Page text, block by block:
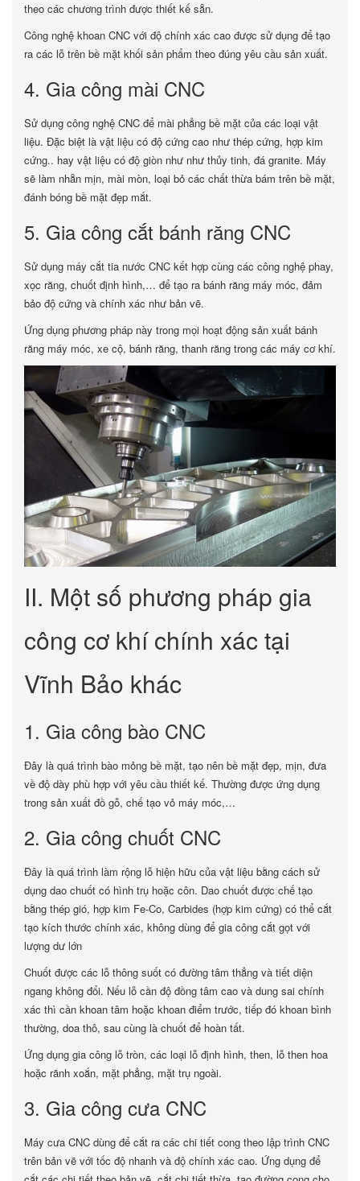
theo các chương trình được thiết kế sẵn.
Công nghệ khoan CNC với độ chính xác cao được sử dụng để tạo
ra các lỗ trên bề mặt khối sản phẩm theo đúng yêu cầu sản xuất.
4. Gia công mài CNC
Sử dụng công nghệ CNC để mài phẳng bề mặt của các loại vật
liệu. Đặc biệt là vật liệu có độ cứng cao như thép cứng, hợp kim
cứng.. hay vật liệu có độ giòn như như thủy tinh, đá granite. Máy
sẽ làm nhẵn mịn, mài mòn, loại bỏ các chất thừa bám trên bề mặt,
đánh bóng bề mặt đẹp mắt.
5. Gia công cắt bánh răng CNC
Sử dụng máy cắt tia nước CNC kết hợp cùng các công nghệ phay,
xọc răng, chuốt định hình,… để tạo ra bánh răng máy móc, đảm
bảo độ cứng và chính xác như bản vẽ.
Ứng dụng phương pháp này trong mọi hoạt động sản xuất bánh
răng máy móc, xe cộ, bánh răng, thanh răng trong các máy cơ khí.
II. Một số phương pháp gia
công cơ khí chính xác tại
Vĩnh Bảo khác
1. Gia công bào CNC
Đây là quá trình bào mỏng bề mặt, tạo nên bề mặt đẹp, mịn, đưa
về độ dày phù hợp với yêu cầu thiết kế. Thường được ứng dụng
trong sản xuất đồ gỗ, chế tạo vỏ máy móc,…
2. Gia công chuốt CNC
Đây là quá trình làm rộng lỗ hiện hữu của vật liệu bằng cách sử
dụng dao chuốt có hình trụ hoặc côn. Dao chuốt được chế tạo
bằng thép gió, hợp kim Fe-Co, Carbides (hợp kim cứng) có thể cắt
tạo kích thước chính xác, không dùng để gia công cắt gọt với
lượng dư lớn
Chuốt được các lỗ thông suốt có đường tâm thẳng và tiết diện
ngang không đổi. Nếu lỗ cần độ đồng tâm cao và dung sai chính
xác thì cần khoan tâm hoặc khoan điểm trước, tiếp đó khoan bình
thường, doa thô, sau cùng là chuốt để hoàn tất.
Ứng dụng gia công lỗ tròn, các loại lỗ định hình, then, lỗ then hoa
hoặc rãnh xoắn, mặt phẳng, mặt trụ ngoài.
3. Gia công cưa CNC
Máy cưa CNC dùng để cắt ra các chi tiết cong theo lập trình CNC
trên bản vẽ với tốc độ nhanh và độ chính xác cao. Ứng dụng để